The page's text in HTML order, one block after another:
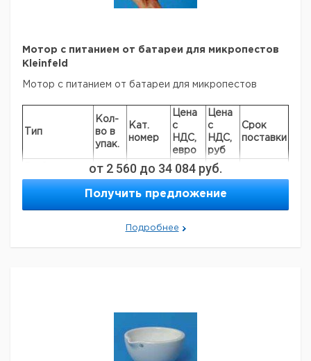
Мотор с питанием от батареи для микропестов
Kleinfeld
Мотор с питанием от батареи для микропестов
Тип
Кол-
во в
упак.
Кат.
номер
Цена
с
НДС,
евро
Цена
с
НДС,
руб
Срок
поставки
двумя
батарейками
1 9314496
от 2 560 до 34 084 руб.
Получить предложение
Подробнее